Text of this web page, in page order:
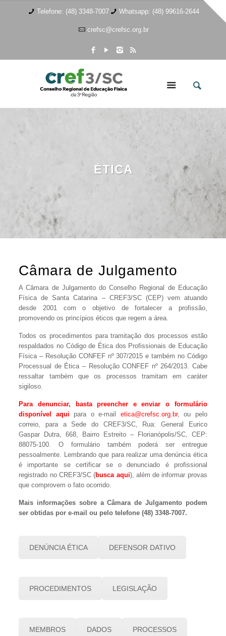
Telefone: (48) 3348-7007 Whatsapp: (48) 99616-2644
crefsc@crefsc.org.br
ÉTICA
Câmara de Julgamento
A Câmara de Julgamento do Conselho Regional de Educação
Física de Santa Catarina – CREF3/SC (CEP) vem atuando
desde 2001 com o objetivo de fortalecer a profissão,
promovendo os princípios éticos que regem a área.
Todos os procedimentos para tramitação dos processos estão
respaldados no Código de Ética dos Profissionais de Educação
Física – Resolução CONFEF nº 307/2015 e também no Código
Processual de Ética – Resolução CONFEF nº 264/2013. Cabe
ressaltar também que os processos tramitam em caráter
sigiloso.
Para denunciar, basta preencher e enviar o formulário
disponível
aqui para o e-mail etica@crefsc.org.br, ou pelo
correio, para a Sede do CREF3/SC, Rua: General Eurico
Gaspar Dutra, 668, Bairro Estreito – Florianópolis/SC, CEP:
88075-100. O formulário também poderá ser entregue
pessoalmente. Lembrando que para realizar uma denúncia ética
é importante se certificar se o denunciado é profissional
registrado no CREF3/SC (busca aqui), além de informar provas
que comprovem o fato ocorrido.
Mais informações sobre a Câmara de Julgamento podem
ser obtidas por e-mail ou pelo telefone (48) 3348-7007.
DENÚNCIA ÉTICA DEFENSOR DATIVO
PROCEDIMENTOS LEGISLAÇÃO
MEMBROS DADOS PROCESSOS